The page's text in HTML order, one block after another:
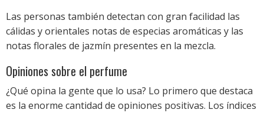
Las personas también detectan con gran facilidad las
cálidas y orientales notas de especias aromáticas y las
notas florales de jazmín presentes en la mezcla.
Opiniones sobre el perfume
¿Qué opina la gente que lo usa? Lo primero que destaca
es la enorme cantidad de opiniones positivas. Los índices